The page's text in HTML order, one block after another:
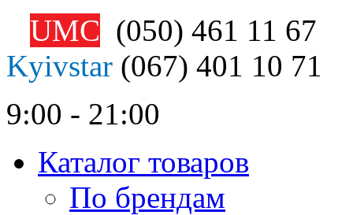
UMC (050) 461 11 67
Kyivstar (067) 401 10 71
9:00 - 21:00
Каталог товаров
По брендам